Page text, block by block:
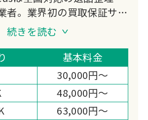
者。業界初の買取保証サー
時の買取額を必ず保証。引
理・処分をワンストップで
会い不要のレポート対応も
減により他社見積の半額で
システムを採用。
続きを読む
基本料金
30,000円～
48,000円～
63,000円～